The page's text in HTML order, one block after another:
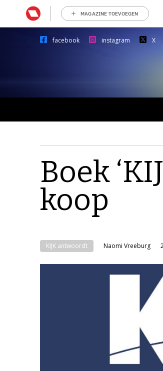
MAGAZINE TOEVOEGEN
facebook instagram X
Boek
koop
KIJK antwoordt Naomi Vreeburg